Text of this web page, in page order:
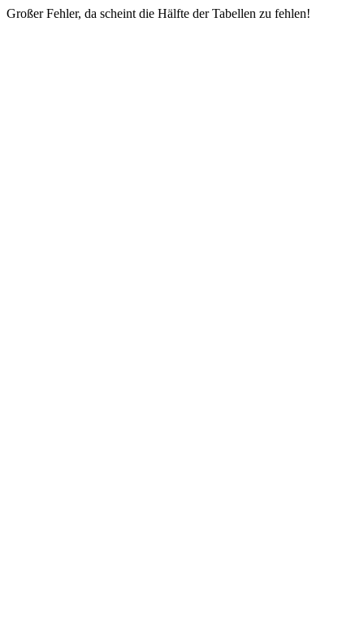
Großer Fehler, da scheint die Hälfte der Tabellen zu fehlen!